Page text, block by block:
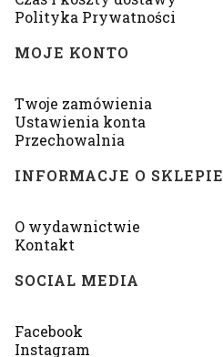
Polityka Prywatności
MOJE KONTO
Twoje zamówienia
Ustawienia konta
Przechowalnia
INFORMACJE O SKLEPIE
O wydawnictwie
Kontakt
SOCIAL MEDIA
Facebook
Instagram